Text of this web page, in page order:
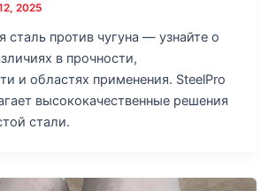
2025
сталь против чугуна — узнайте о
в прочности,
и областях применения. SteelPro
высококачественные решения
стали.